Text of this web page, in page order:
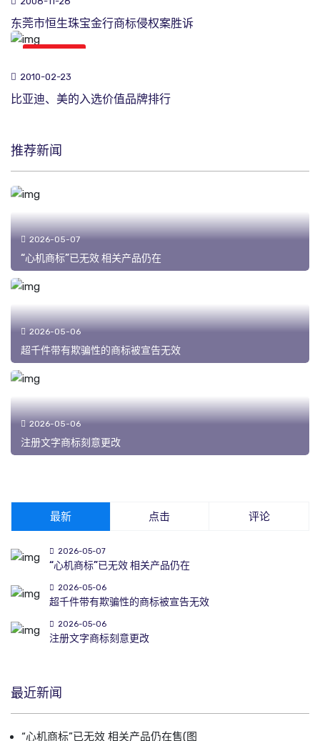
东莞市恒生珠宝金行商标侵权案胜诉
2010-02-23
比亚迪、美的入选价值品牌排行
推荐新闻
2026-05-07
“心机商标”已无效 相关产品仍在
2026-05-06
超千件带有欺骗性的商标被宣告无效
2026-05-06
注册文字商标刻意更改
最新 点击 评论
2026-05-07
“心机商标”已无效 相关产品仍在
2026-05-06
超千件带有欺骗性的商标被宣告无效
2026-05-06
注册文字商标刻意更改
最近新闻
“心机商标”已无效 相关产品仍在售(图